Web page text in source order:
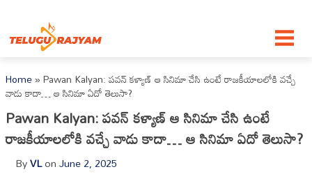
Home»Pawan Kalyan: పవన్ కళ్యాణ్ ఆ సినిమా చేసి ఉంటే రాజకీయాలలోకి వచ్చే
వాడు కాదా… ఆ సినిమా ఏదో తెలుసా?
Pawan Kalyan: పవన్ కళ్యాణ్ ఆ సినిమా చేసి ఉంటే
రాజకీయాలలోకి వచ్చే వాడు కాదా… ఆ సినిమా ఏదో తెలుసా?
ByVLonJune 2, 2025